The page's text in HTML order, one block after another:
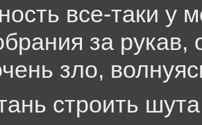
все-таки у
за рукав,
зло,
строить